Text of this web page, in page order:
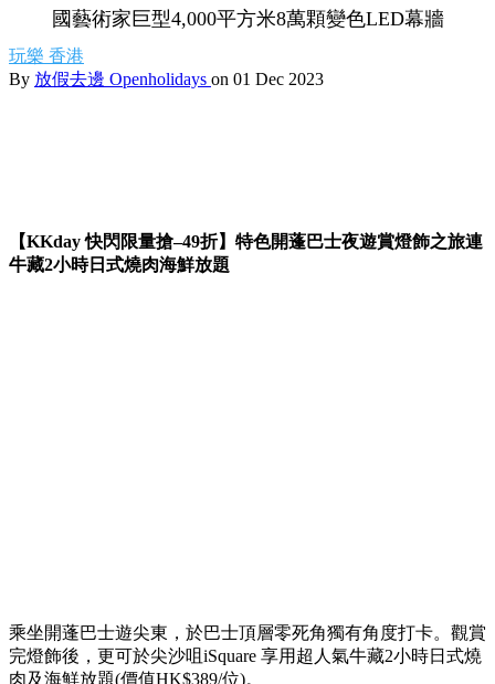
國藝術家巨型4,000平方米8萬顆變色LED幕牆
玩樂 香港
By 放假去邊 Openholidays on 01 Dec 2023
【KKday 快閃限量搶–49折】特色開蓬巴士夜遊賞燈飾之旅連
牛藏2小時日式燒肉海鮮放題
乘坐開蓬巴士遊尖東，於巴士頂層零死角獨有角度打卡。觀賞
完燈飾後，更可於尖沙咀iSquare 享用超人氣牛藏2小時日式燒
肉及海鮮放題(價值HK$389/位)。